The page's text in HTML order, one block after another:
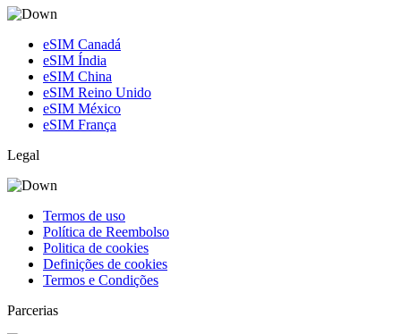
eSIM Canadá
eSIM Índia
eSIM China
eSIM Reino Unido
eSIM México
eSIM França
Legal
Termos de uso
Política de Reembolso
Politica de cookies
Definições de cookies
Termos e Condições
Parcerias